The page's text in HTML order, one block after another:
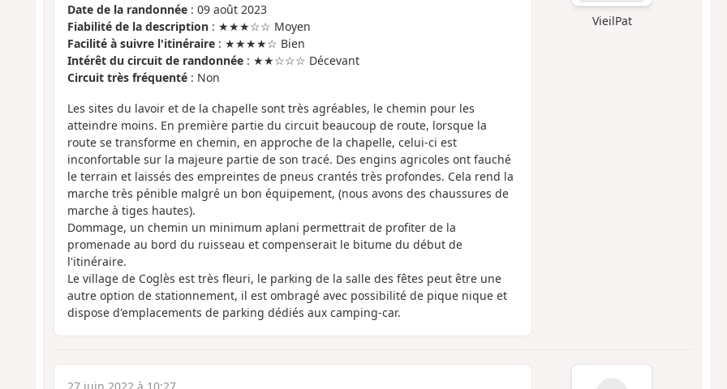
VieilPat
Date de la randonnée: 09 août 2023
Fiabilité de la description: ★★★☆☆ Moyen
Facilité à suivre l'itinéraire: ★★★★☆ Bien
Intérêt du circuit de randonnée: ★★☆☆☆ Décevant
Circuit très fréquenté: Non
Les sites du lavoir et de la chapelle sont très agréables, le chemin pour les
atteindre moins. En première partie du circuit beaucoup de route, lorsque la
route se transforme en chemin, en approche de la chapelle, celui-ci est
inconfortable sur la majeure partie de son tracé. Des engins agricoles ont fauché
le terrain et laissés des empreintes de pneus crantés très profondes. Cela rend la
marche très pénible malgré un bon équipement, (nous avons des chaussures de
marche à tiges hautes).
Dommage, un chemin un minimum aplani permettrait de profiter de la
promenade au bord du ruisseau et compenserait le bitume du début de
l'itinéraire.
Le village de Coglès est très fleuri, le parking de la salle des fêtes peut être une
autre option de stationnement, il est ombragé avec possibilité de pique nique et
dispose d'emplacements de parking dédiés aux camping-car.